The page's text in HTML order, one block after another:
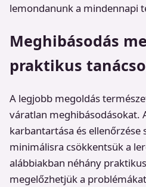
lemondanunk a mindennapi
Meghibásodás
praktikus
A legjobb megoldás
váratlan meghibásodásokat.
karbantartása és
minimálisra csökkentsük a
alábbiakban néhány
megelőzhetjük a